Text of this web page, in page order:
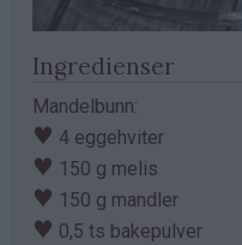
Ingredienser
Mandelbunn:
♥ 4 eggehviter
♥ 150 g melis
♥ 150 g mandler
♥ 0,5 ts bakepulver